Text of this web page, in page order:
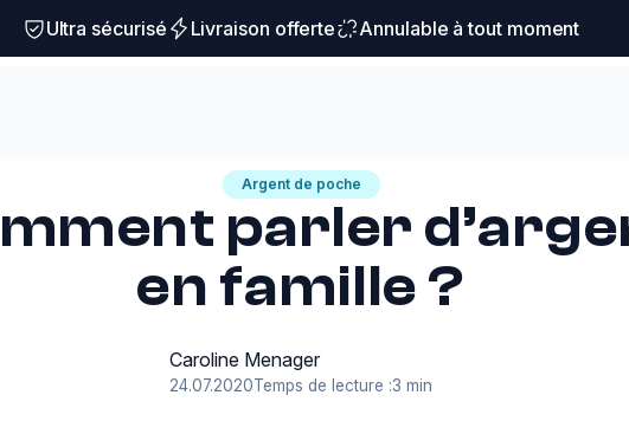
Ultra sécurisé Livraison offerte Annulable à tout moment
Argent de poche
parler
en famille ?
Caroline Menager
24.07.2020Temps de lecture :3 min